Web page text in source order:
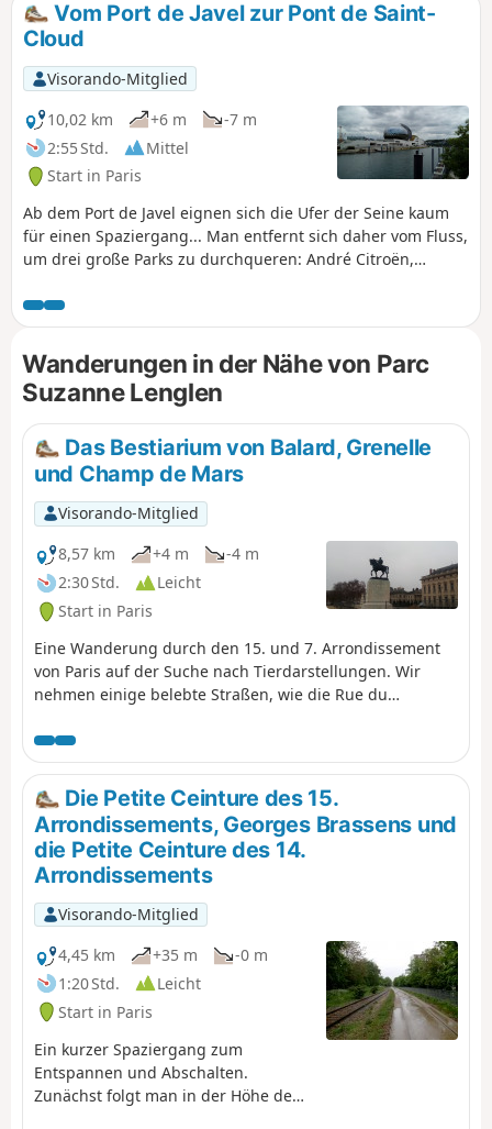
Vom Port de Javel zur Pont de Saint-
Cloud
Visorando-Mitglied
10,02 km
+6 m
-7 m
2:55 Std.
Mittel
Start in Paris
Ab dem Port de Javel eignen sich die Ufer der Seine kaum
für einen Spaziergang... Man entfernt sich daher vom Fluss,
um drei große Parks zu durchqueren: André Citroën,
Anschließend gelangt man wieder auf den Treidelpfad mit
seinen zahlreichen festgemachten Lastkähnen. Die
Wanderung endet mit einem kurzen Abstecher in den Parc
de Saint-Cloud, bevor man die gleichnamige Brücke
überquert, um die Seine zu passieren.
Wanderungen in der Nähe von Parc
Suzanne Lenglen
Das Bestiarium von Balard, Grenelle
und Champ de Mars
Visorando-Mitglied
8,57 km
+4 m
-4 m
2:30 Std.
Leicht
Start in Paris
Eine Wanderung durch den 15. und 7. Arrondissement
von Paris auf der Suche nach Tierdarstellungen. Wir
nehmen einige belebte Straßen, wie die Rue du
einen schönen Blick auf den Eiffelturm.
Die Petite Ceinture des 15.
Arrondissements, Georges Brassens und
die Petite Ceinture des 14.
Arrondissements
Visorando-Mitglied
4,45 km
+35 m
-0 m
1:20 Std.
Leicht
Start in Paris
Ein kurzer Spaziergang zum
Entspannen und Abschalten.
Zunächst folgt man in der Höhe dem